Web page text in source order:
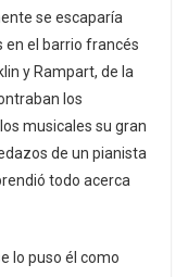
se escaparía
en el barrio francés
y Rampart, de la
los
musicales su gran
de un pianista
todo acerca
lo puso él como